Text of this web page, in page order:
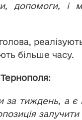
допомоги, і
більше часу.
тиждень, а є